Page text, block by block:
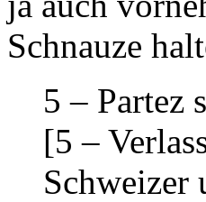
Schnauze
5 – Partez
[5 –
Schweizer